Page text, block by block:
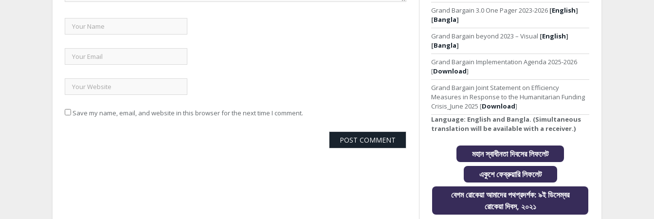
Save my name, email, and website in this browser for the next time I comment.
Grand Bargain 3.0 One Pager 2023-2026 [English]
[Bangla]
Grand Bargain beyond 2023 – Visual [English]
[Bangla]
Grand Bargain Implementation Agenda 2025-2026
[Download]
Grand Bargain Joint Statement on Efficiency
Measures in Response to the Humanitarian Funding
Crisis_June 2025 [Download]
Language: English and Bangla. (Simultaneous
translation will be available with a receiver.)
মহান স্বাধীনতা দিবসের লিফলেট
একুশে ফেব্রুয়ারি লিফলেট
বেগম রোকেয়া আমাদের পথপ্রদর্শক: ৯ই ডিসেম্বর
রোকেয়া দিবস, ২০২১